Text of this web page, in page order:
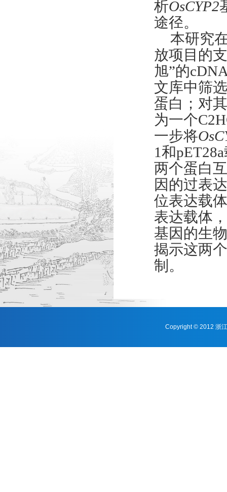
析OsCYP2
途径。
本研究
放项目的
旭”的
文库中筛
蛋白；对
为一个
一步将
1和
两个蛋白
因的过表
位表达载
表达载体
基因的生
揭示这两
制。
Copyright © 2012 浙